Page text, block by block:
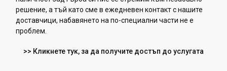
решение, а тъй като сме в ежедневен контакт с нашите
доставчици, набавянето на по-специални части не е
проблем.
>> Кликнете тук, за да получите достъп до услугата